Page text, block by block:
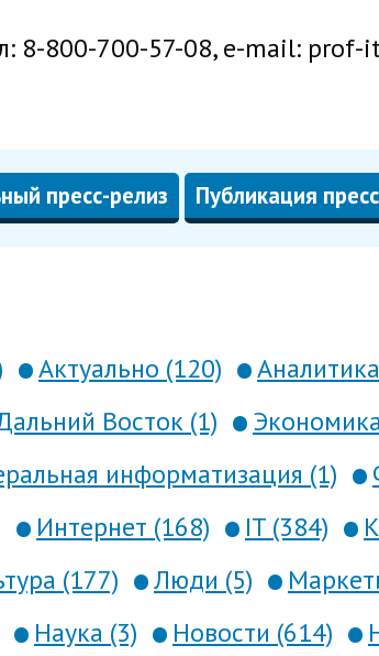
8-800-700-57-08, e-mail: prof-
пресс-релиз Публикация
Актуально (120)
Восток (1)
информатизация (1)
Интернет (168) IT (384)
(177) Люди (5)
Наука (3) Новости (614)